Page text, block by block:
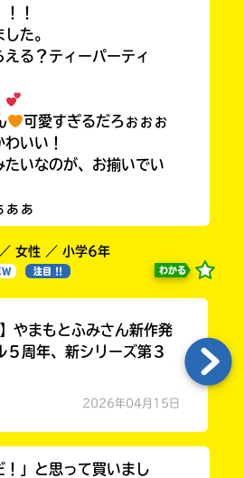
！
た。
る？ティーパーティ
可愛すぎるだろぉぉぉ
いい！
たいなのが、お揃いでい
ぁぁ
女性 ／ 小学6年
注目 !! わかる
】やまもとふみさん新作発
５周年、新シリーズ第３
2026年04月15日
」と思って買いまし